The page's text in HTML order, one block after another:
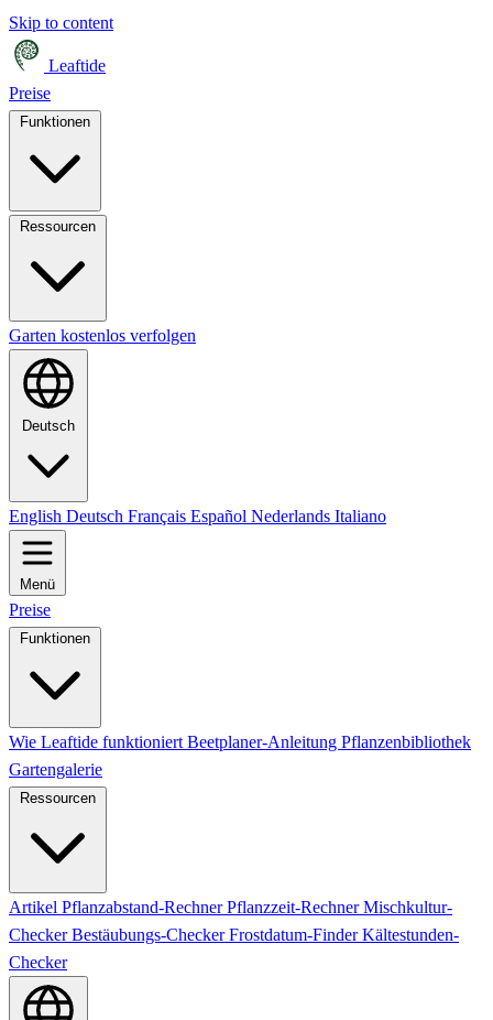
Skip to content
Leaftide
Preise
Garten kostenlos verfolgen
Deutsch
English Deutsch Français Español Nederlands Italiano
Menü
Preise
Funktionen
Wie Leaftide funktioniert Beetplaner-Anleitung Pflanzenbibliothek
Gartengalerie
Ressourcen
Artikel Pflanzabstand-RechnerPflanzzeit-RechnerMischkultur-
CheckerBestäubungs-CheckerFrostdatum-FinderKältestunden-
Checker